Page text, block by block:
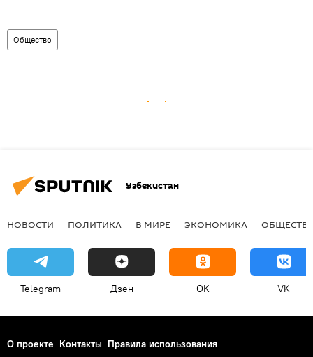
Общество
Узбекистан
НОВОСТИ ПОЛИТИКА В МИРЕ ЭКОНОМИКА
Telegram Дзен OK VK
О проекте Контакты Правила использования